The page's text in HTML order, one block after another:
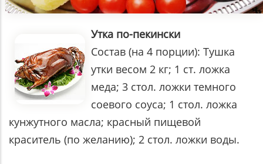
Утка по-пекински
Состав (на 4 порции): Тушка
утки весом 2 кг; 1 ст. ложка
меда; 3 стол. ложки темного
соевого соуса; 1 стол. ложка
кунжутного масла; красный пищевой
краситель (по желанию); 2 стол. ложки воды.